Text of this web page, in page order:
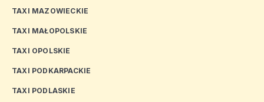
TAXI MAZOWIECKIE
TAXI MAŁOPOLSKIE
TAXI OPOLSKIE
TAXI PODKARPACKIE
TAXI PODLASKIE